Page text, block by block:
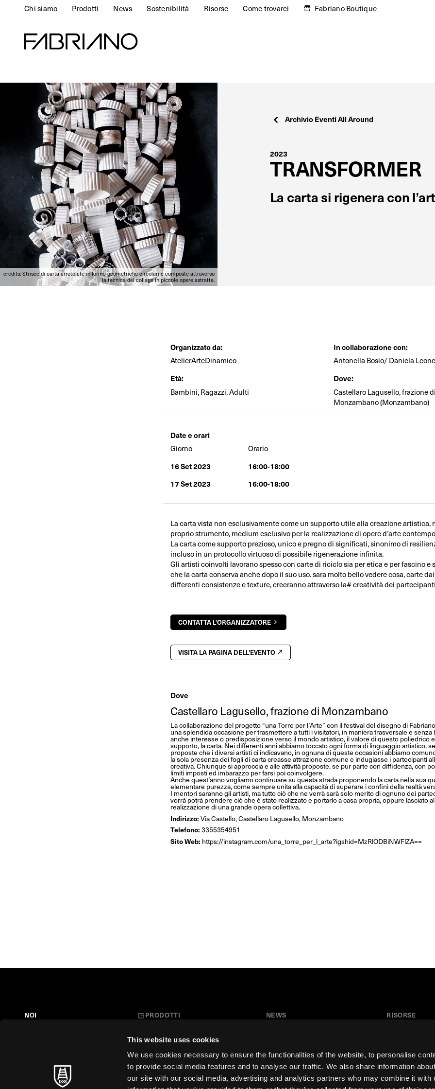
This website uses cookies
We use cookies necessary to ensure the functionalities of the website, to personalise
to provide social media features and to analyse our traffic. We also share information
our site with our social media, advertising and analytics partners who may combine it with
Chi siamo Prodotti News Sostenibilità Risorse Come trovarci Fabriano Boutique
credits: Strisce di carta arrotolate in forme geometriche circolari e composte attraverso
la tecnica del collage in piccole opere astratte.
Archivio Eventi All Around
2023
TRANSFORMER
La carta si rigenera con
Organizzato da:
AtelierArteDinamico
In collaborazione con:
Antonella Bosio/ Daniela Leone
Età:
Bambini, Ragazzi, Adulti
Dove:
Castellaro Lagusello, frazione
Monzambano (Monzambano)
Date e orari
Giorno Orario
16 Set 2023
16:00-18:00
17 Set 2023
16:00-18:00
La carta vista non esclusivamente come un supporto utile alla creazione artistica,
proprio strumento, medium esclusivo per la realizzazione di opere d’arte
La carta come supporto prezioso, unico e pregno di significati, sinonimo di
incluso in un protocollo virtuoso di possibile rigenerazione infinita.
Gli artisti coinvolti lavorano spesso con carte di riciclo sia per etica e per fascino e
che la carta conserva anche dopo il suo uso. sara molto bello vedere cosa, carte
differenti consistenze e texture, creeranno attraverso la# creatività dei
CONTATTA L'ORGANIZZATORE
VISITA LA PAGINA DELL'EVENTO
Dove
Castellaro Lagusello, frazione di Monzambano
La collaborazione del progetto “una Torre per l’Arte” con il festival del disegno di
una splendida occasione per trasmettere a tutti i visitatori, in maniera trasversale e senza
anche interesse o predisposizione verso il mondo artistico, il valore di questo poliedrico
supporto, la carta. Nei differenti anni abbiamo toccato ogni forma di linguaggio artistico,
proposte che i diversi artisti ci indicavano, in ognuna di queste occasioni abbiamo
la sola presenza dei fogli di carta creasse attrazione comune e indugiasse i partecipanti
creativa. Chiunque si approccia e alle attività proposte, se pur parte con diffidenza, con
limiti imposti ed imbarazzo per farsi poi coinvolgere.
Anche quest’anno vogliamo continuare su questa strada proponendo la carta nella sua
elementare purezza, come sempre unita alla capacità di superare i confini della realtà
I mentori saranno gli artisti, ma tutto ciò che ne verrà sarà solo merito di ognuno dei
vorrà potrà prendere ciò che è stato realizzato e portarlo a casa propria, oppure lasciato
realizzazione di una grande opera collettiva.
Indirizzo: Via Castello, Castellaro Lagusello, Monzambano
Telefono: 3355354951
Sito Web: https://instagram.com/una_torre_per_l_arte?igshid=MzRlODBiNWFlZA==
NOI
MAESTRI SENZA TEMPO
◳ PRODOTTI
Carte Creative
Cartoleria
NEWS
Collaborazioni
Festival del Disegno
RISORSE
Download
Area